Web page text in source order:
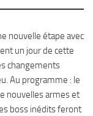
nouvelle étape avec
un jour de cette
changements
Au programme : le
nouvelles armes et
boss inédits feront